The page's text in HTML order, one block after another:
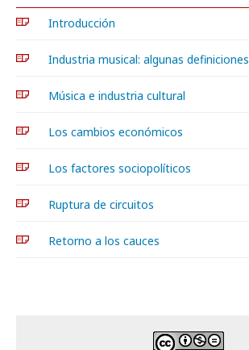
Introducción
Industria musical: algunas definiciones
Música e industria cultural
Los cambios económicos
Los factores sociopolíticos
Ruptura de circuitos
Retorno a los cauces